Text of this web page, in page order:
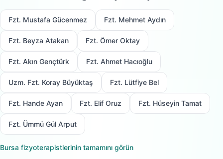
Fzt. Mustafa Gücenmez Fzt. Mehmet Aydın
Fzt. Beyza Atakan Fzt. Ömer Oktay
Fzt. Akın Gençtürk Fzt. Ahmet Hacıoğlu
Uzm. Fzt. Koray Büyüktaş Fzt. Lütfiye Bel
Fzt. Hande Ayan Fzt. Elif Oruz Fzt. Hüseyin Tamat
Fzt. Ümmü Gül Arput
Bursa fizyoterapistlerinin tamamını görün